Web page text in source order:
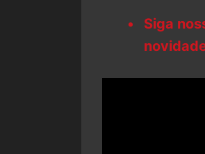
Siga